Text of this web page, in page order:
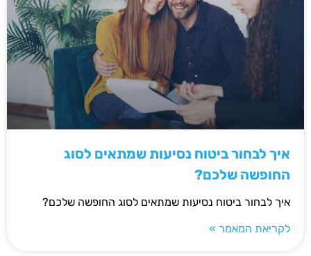
איך לבחור ביטוח נסיעות שמתאים לסוג
החופשה שלכם?
איך לבחור ביטוח נסיעות שמתאים לסוג החופשה שלכם?
לקריאת המאמר »